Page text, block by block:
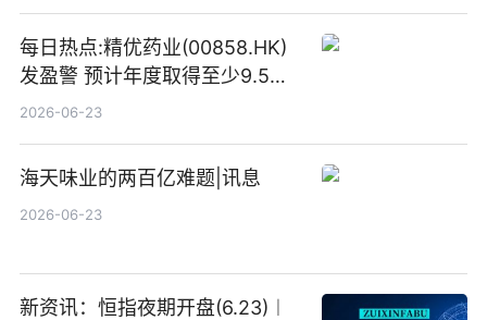
每日热点:精优药业(00858.HK)
发盈警 预计年度取得至少9.5亿
港元的亏损 同比盈转亏
2026-06-23
海天味业的两百亿难题|讯息
2026-06-23
新资讯：恒指夜期开盘(6.23)︱